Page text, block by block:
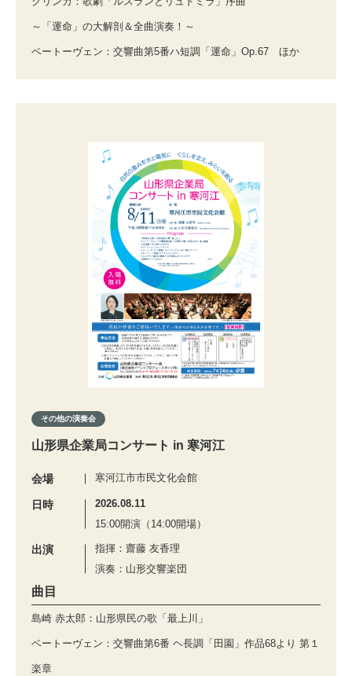
～「運命」の大解剖＆全曲演奏！～
ベートーヴェン：交響曲第5番ハ短調「運命」Op.67 ほか
その他の演奏会
山形県企業局コンサート in 寒河江
会場 寒河江市市民文化会館
日時
2026.08.11
15:00開演（14:00開場）
出演
指揮：齋藤 友香理
演奏：山形交響楽団
曲目
島崎 赤太郎：山形県民の歌「最上川」
ベートーヴェン：交響曲第6番 ヘ長調「田園」作品68より 第１
楽章